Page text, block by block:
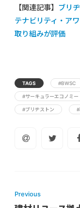
【関連記事】 ブリ
テナビリティ・ア
取り組みが評価
TAGS #BWSC
#サーキュラーエコノミー
#ブリヂストン
Previous